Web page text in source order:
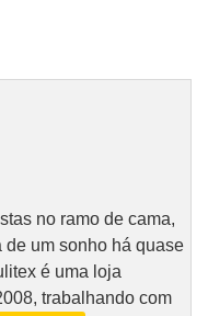
no ramo de cama,
um sonho há quase
é uma loja
trabalhando com